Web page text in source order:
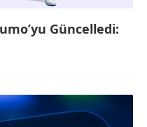
Güncelledi: